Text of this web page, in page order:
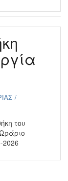
του
2026